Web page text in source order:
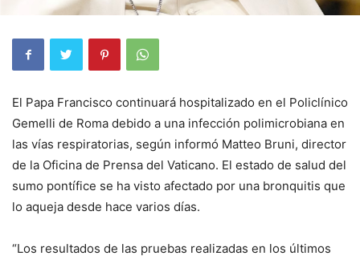
El Papa Francisco continuará hospitalizado en el Policlínico
Gemelli de Roma debido a una infección polimicrobiana en
las vías respiratorias, según informó Matteo Bruni, director
de la Oficina de Prensa del Vaticano. El estado de salud del
sumo pontífice se ha visto afectado por una bronquitis que
lo aqueja desde hace varios días.
“Los resultados de las pruebas realizadas en los últimos